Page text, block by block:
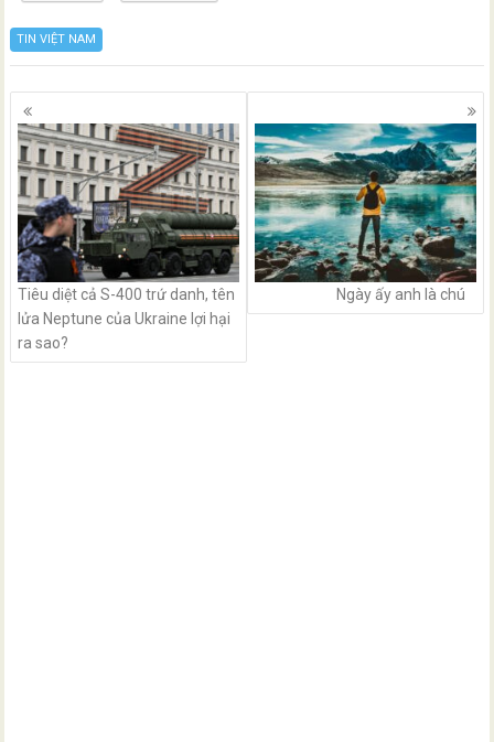
TIN VIỆT NAM
Posts
navigation
Tiêu diệt cả S-400 trứ danh, tên
lửa Neptune của Ukraine lợi hại
ra sao?
Ngày ấy anh là chú